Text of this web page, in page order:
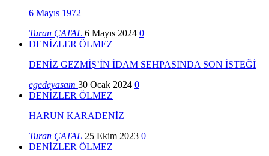
6 Mayıs 1972
Turan ÇATAL 6 Mayıs 2024 0
DENİZLER ÖLMEZ
DENİZ GEZMİŞ’İN İDAM SEHPASINDA SON İSTEĞİ
egedeyasam 30 Ocak 2024 0
DENİZLER ÖLMEZ
HARUN KARADENİZ
Turan ÇATAL 25 Ekim 2023 0
DENİZLER ÖLMEZ